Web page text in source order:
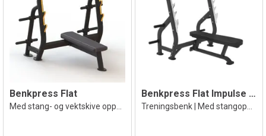
Benkpress Flat Benkpress Flat Impulse IT7014